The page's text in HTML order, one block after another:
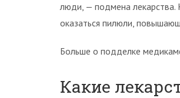
люди, — подмена лекарства.
оказаться пилюли,
Больше о подделке
Какие